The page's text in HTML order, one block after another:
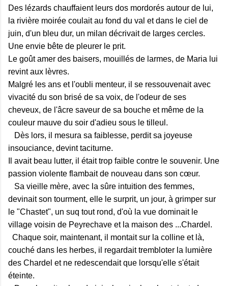
Des lézards chauffaient leurs dos mordorés autour de lui,
la rivière moirée coulait au fond du val et dans le ciel de
juin, d'un bleu dur, un milan décrivait de larges cercles.
Une envie bête de pleurer le prit.
Le goût amer des baisers, mouillés de larmes, de Maria lui
revint aux lèvres.
Malgré les ans et l'oubli menteur, il se ressouvenait avec
vivacité du son brisé de sa voix, de l'odeur de ses
cheveux, de l'âcre saveur de sa bouche et même de la
couleur mauve du soir d'adieu sous le tilleul.
Dès lors, il mesura sa faiblesse, perdit sa joyeuse
insouciance, devint taciturne.
Il avait beau lutter, il était trop faible contre le souvenir. Une
passion violente flambait de nouveau dans son cœur.
Sa vieille mère, avec la sûre intuition des femmes,
devinait son tourment, elle le surprit, un jour, à grimper sur
le "Chastet", un suq tout rond, d'où la vue dominait le
village voisin de Peyrechave et la maison des ...Chardel.
Chaque soir, maintenant, il montait sur la colline et là,
couché dans les herbes, il regardait trembloter la lumière
des Chardel et ne redescendait que lorsqu'elle s'était
éteinte.